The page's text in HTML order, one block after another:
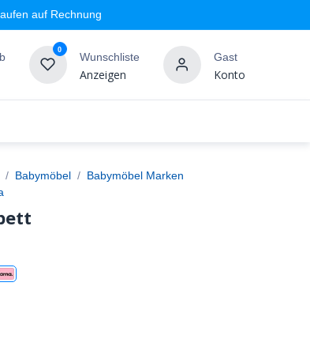
auf Rechnung
0
Wunschliste
Anzeigen
Gast
Konto
Babymöbel
Babymöbel Marken